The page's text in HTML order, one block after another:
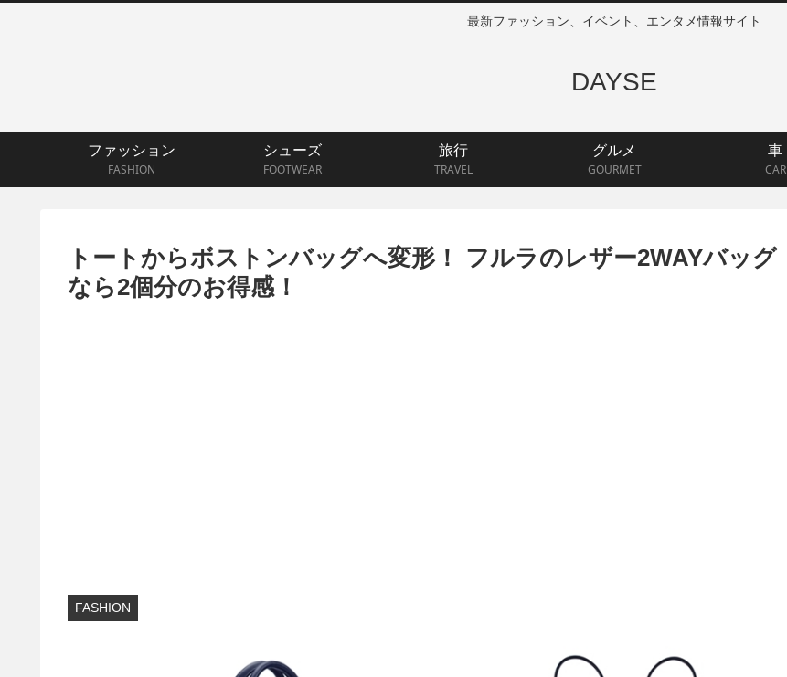
最新ファッション、イベント、エンタメ情報サイト
DAYSE
ファッション
FASHION
シューズ
FOOTWEAR
旅行
TRAVEL
グルメ
GOURMET
車
CAR
トートからボストンバッグへ変形！ フルラのレザー2WAYバッグ
なら2個分のお得感！
FASHION